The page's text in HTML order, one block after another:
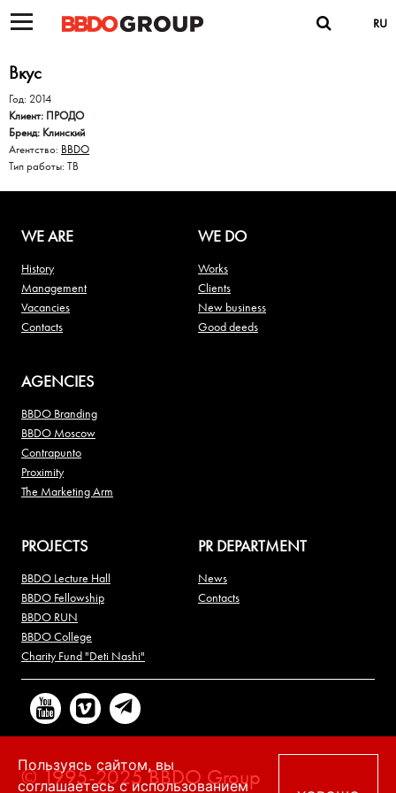
RU
Вкус
Год: 2014
Клиент: ПРОДО
Бренд: Клинский
Агентство: BBDO
Тип работы: ТВ
WE ARE
History
Management
Vacancies
Contacts
WE DO
Works
Clients
New business
Good deeds
AGENCIES
BBDO Branding
BBDO Moscow
Contrapunto
Proximity
The Marketing Arm
PROJECTS
BBDO Lecture Hall
BBDO Fellowship
BBDO RUN
BBDO College
Charity Fund "Deti Nashi"
PR DEPARTMENT
News
Contacts
© 1995-2025 BBDO Group
Пользуясь сайтом, вы
соглашаетесь с использованием